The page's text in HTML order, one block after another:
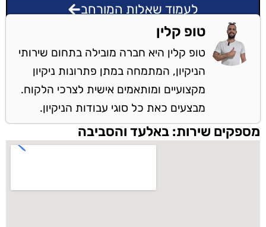
לעמוד שאלות המורחב
טופ קלין
טופ קלין היא חברה מובילה בתחום שירותי
הניקיון, המתמחה במתן פתרונות ניקיון
מקצועיים ומותאמים אישית לצרכי הלקוח.
מבצעים כאת כל סוגי עבודות הניקיון.
מספקים שירות: באלעד והסביבה